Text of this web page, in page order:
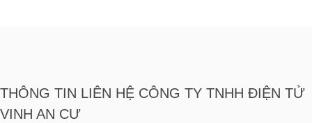
THÔNG TIN LIÊN HỆ CÔNG TY TNHH ĐIỆN TỬ
VINH AN CƯ